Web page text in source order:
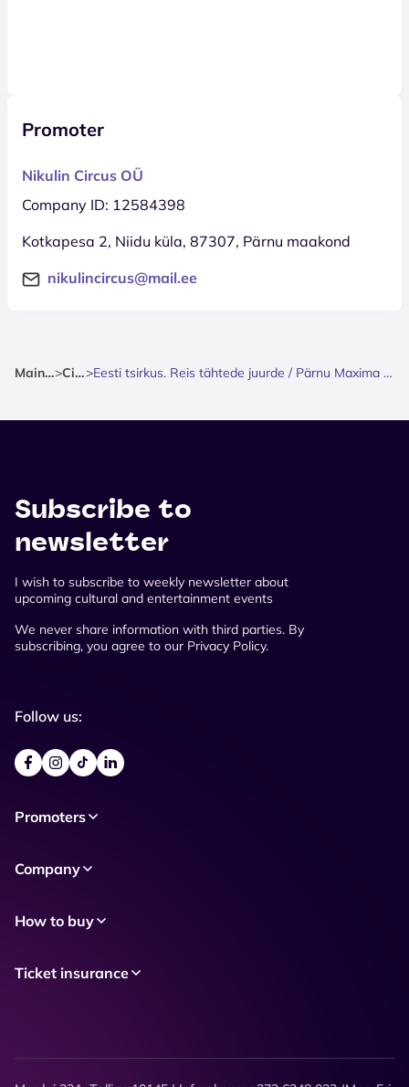
Promoter
Nikulin Circus OÜ
Company ID: 12584398
Kotkapesa 2, Niidu küla, 87307, Pärnu maakond
nikulincircus@mail.ee
Mainpage> Circus> Eesti tsirkus. Reis tähtede juurde / Pärnu Maxima XXX vastas, Riia mnt 129c
Subscribe to
newsletter
I wish to subscribe to weekly newsletter about
upcoming cultural and entertainment events
We never share information with third parties. By
subscribing, you agree to our Privacy Policy.
Follow us:
Promoters
Company
How to buy
Ticket insurance